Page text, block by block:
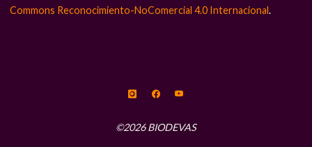
Commons Reconocimiento-NoComercial 4.0 Internacional.
©2026 BIODEVAS